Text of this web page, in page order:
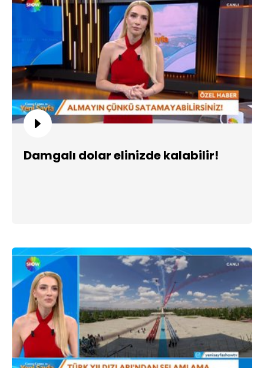
Damgalı dolar elinizde kalabilir!